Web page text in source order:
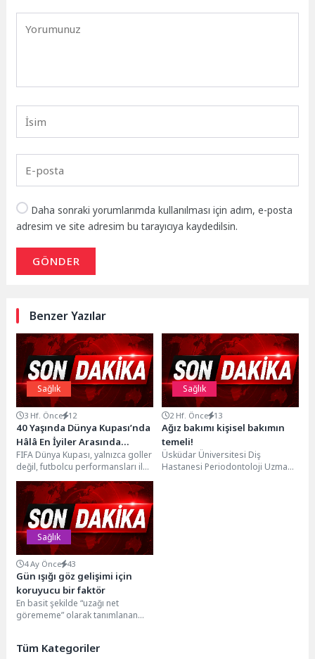
Daha sonraki yorumlarımda kullanılması için adım, e-posta
adresim ve site adresim bu tarayıcıya kaydedilsin.
GÖNDER
Benzer Yazılar
Sağlık
3 Hf. Önce 12
40 Yaşında Dünya Kupası’nda
Hâlâ En İyiler Arasında
Olmanın Sırrı
FIFA Dünya Kupası, yalnızca goller
değil, futbolcu performansları ile
de sıklıkla konuşuluyor. Sahalarda
genç yıldızlar...
Sağlık
2 Hf. Önce 13
Ağız bakımı kişisel bakımın
temeli!
Üsküdar Üniversitesi Diş
Hastanesi Periodontoloji Uzmanı
Sağlık
4 Ay Önce 43
Gün ışığı göz gelişimi için
koruyucu bir faktör
En basit şekilde “uzağı net
görememe” olarak tanımlanan
Tüm Kategoriler